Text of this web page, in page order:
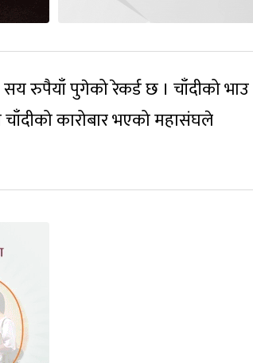
रुपैयाँ पुगेको रेकर्ड छ । चाँदीको भाउ
कारोबार भएको महासंघले